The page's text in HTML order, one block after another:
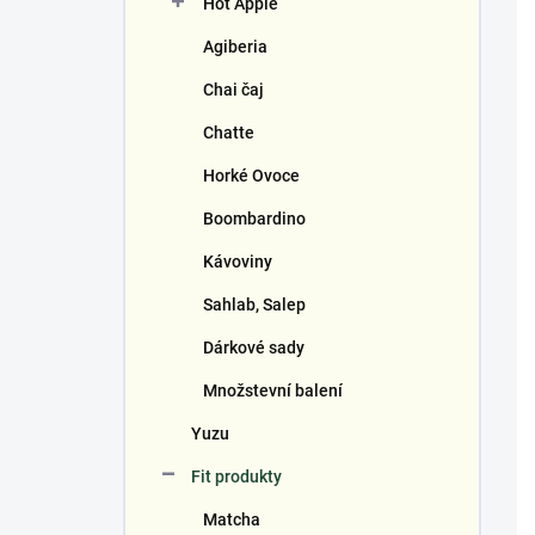
Agiberia
Chai čaj
Chatte
Horké Ovoce
Boombardino
Kávoviny
Sahlab, Salep
Dárkové sady
Množstevní balení
Yuzu
Fit produkty
Matcha